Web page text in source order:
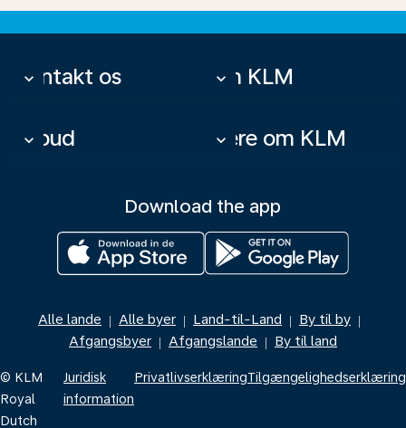
Kontakt os
keyboard_arrow_down Om KLM
keyboard_arrow_down
Tilbud
keyboard_arrow_down Mere om KLM
keyboard_arrow_down
Download the app
Alle lande | Alle byer | Land-til-Land | By til by |
Afgangsbyer | Afgangslande | By til land
© KLM
Royal
Dutch
Juridisk
information
PrivatlivserklæringTilgængelighedserklæring